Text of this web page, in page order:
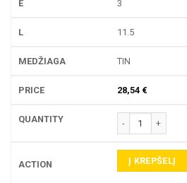
3
11.5
TIN
28,54 €
produkto kiekis:
Į KREPŠELĮ